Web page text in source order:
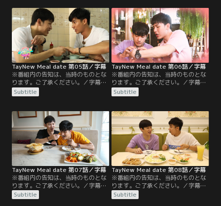
めに、テーがお手製スイーツをプレ
ゼント！そのお味は…？
料理を堪能する2人だったが、ある
女優の意外なエピソードが明かされ
る。
TayNew Meal date 第05話／字幕
※番組内の告知は、当時のものとな
ります。ご了承ください。／字幕／
第5話／テーが以前に住んでいたエ
リアを紹介。テーが子供の頃、いつ
マンガイ（チキンライス）に舌鼓を
打ちます。その後はサイアム大学
へ。構内に入り、工学部のエリアを
散策します。最後は大学近くのカフ
ェでお茶を楽しみます。
Subtitle
TayNew Meal date 第06話／字幕
※番組内の告知は、当時のものとな
ります。ご了承ください。／字幕／
第6話／今回はヘルシーフード特
集。主食だけでなく、ドリンクやデ
にテーもニューも大興奮！
Subtitle
TayNew Meal date 第07話／字幕
※番組内の告知は、当時のものとな
ります。ご了承ください。／字幕／
第7話／テーは香りが苦手でこれま
で避けていたインド料理に挑戦する
Subtitle
TayNew Meal date 第08話／字幕
※番組内の告知は、当時のものとな
ります。ご了承ください。／字幕／
第8話／テーがGMMTV本社ビルのエ
レベーターに閉じ込められた話を披
Subtitle